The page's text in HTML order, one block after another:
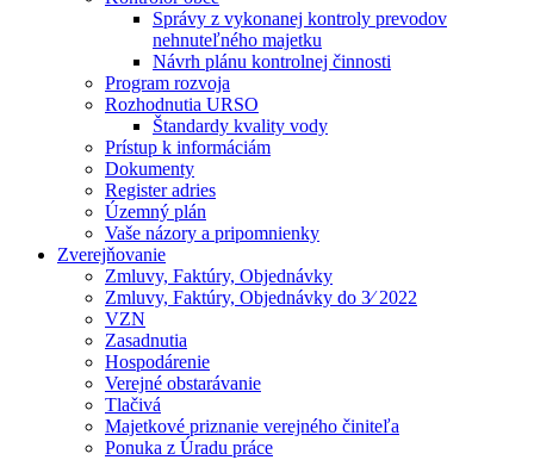
Správy z vykonanej kontroly prevodov
nehnuteľného majetku
Návrh plánu kontrolnej činnosti
Program rozvoja
Rozhodnutia URSO
Štandardy kvality vody
Prístup k informáciám
Dokumenty
Register adries
Územný plán
Vaše názory a pripomnienky
Zverejňovanie
Zmluvy, Faktúry, Objednávky
Zmluvy, Faktúry, Objednávky do 3⁄ 2022
VZN
Zasadnutia
Hospodárenie
Verejné obstarávanie
Tlačivá
Majetkové priznanie verejného činiteľa
Ponuka z Úradu práce